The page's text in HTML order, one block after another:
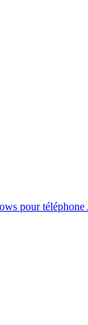
pour